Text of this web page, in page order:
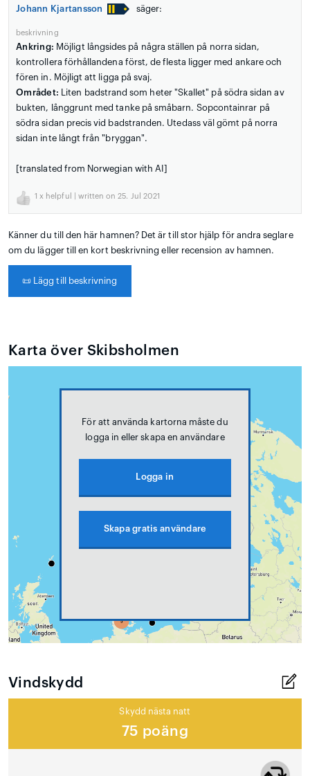
Johann Kjartansson säger:
beskrivning
Ankring: Möjligt långsides på några ställen på norra sidan,
kontrollera förhållandena först, de flesta ligger med ankare och
fören in. Möjligt att ligga på svaj.
Området: Liten badstrand som heter "Skallet" på södra sidan av
bukten, långgrunt med tanke på småbarn. Sopcontainrar på
södra sidan precis vid badstranden. Utedass väl gömt på norra
sidan inte långt från "bryggan".
[translated from Norwegian with AI]
1 x helpful | written on 25. Jul 2021
Känner du till den här hamnen? Det är till stor hjälp för andra seglare
om du lägger till en kort beskrivning eller recension av hamnen.
📜 Lägg till beskrivning
Karta över Skibsholmen
För att använda kartorna måste du
logga in eller skapa en användare
Logga in
Skapa gratis användare
Vindskydd
Skydd nästa natt
75 poäng